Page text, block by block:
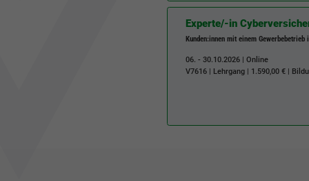
Experte/-in
Kunden:innen mit einem
06. - 30.10.2026 | Online
V7616 | Lehrgang | 1.590,00 € |